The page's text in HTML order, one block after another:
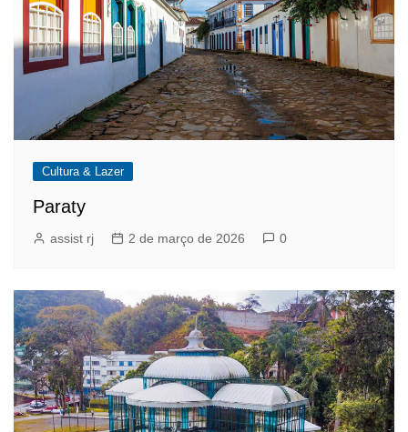
Cultura & Lazer
Paraty
assist rj 2 de março de 2026 0